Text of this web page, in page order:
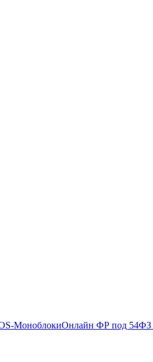
МоноблокиОнлайн ФР под 54ФЗ